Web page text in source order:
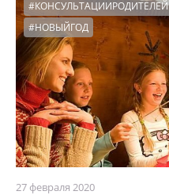
#КОНСУЛЬТАЦИИРОДИТЕЛЕЙ
#НОВЫЙГОД
27 февраля 2020